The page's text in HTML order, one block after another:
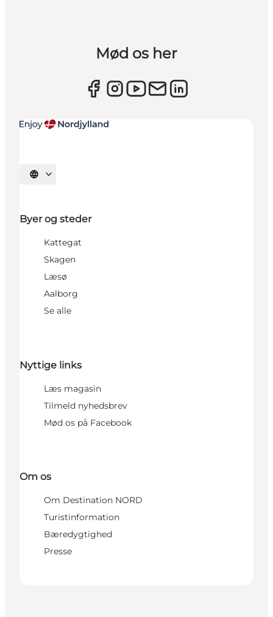
Mød os her
Vælg sprog
Byer og steder
Kattegat
Skagen
Læsø
Aalborg
Se alle
Nyttige links
Læs magasin
Tilmeld nyhedsbrev
Mød os på Facebook
Om os
Om Destination NORD
Turistinformation
Bæredygtighed
Presse